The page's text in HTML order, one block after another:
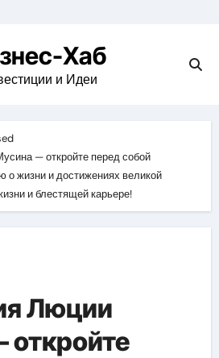
Хаб
и Идеи
— откройте перед собой
о жизни и достижениях великой
и блестящей карьере!
Люции